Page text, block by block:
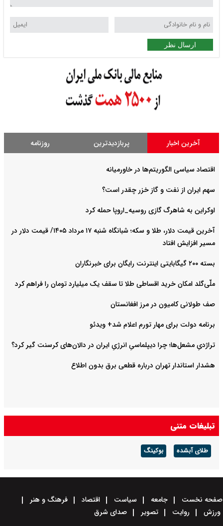
ارسال نظر
آخرین اخبار پربازدیدترین روزنامه
اقتصاد سیاسی الگوریتم‌ها در خاورمیانه
سهم ایران از نفت و گاز خزر چقدر است؟
اوکراین به شاهرگ گازی روسیه_اروپا حمله کرد
آخرین قیمت دلار، طلا و سکه؛ شبانگاه شنبه ۱۷ مرداد ۱۴۰۵/ قیمت دلار در
مسیر افزایش افتاد
بسته ۲۰۰ گیگابایتی اینترنت رایگان برای خبرنگاران
ملّی‌گلد امکان خرید اقساطی طلا تا سقف یک میلیارد تومان را فراهم کرد
صف طولانی کامیون در مرز افغانستان
برنامه دولت برای مهار تورم اعلام شد+ ویدئو
تراژدیِ مشعل‌ها؛ چرا دیپلماسیِ انرژیِ ایران در دالان‌های کرسنت گیر کرد؟
هشدار استاندار تهران درباره قطعی برق بدون اطلاع
تبلیغات متنی
طلای آبشده بوکینگ
صفحه نخست جامعه سیاست اقتصاد
فرهنگ و هنر
ورزش
روایت تصویر صدای شرق